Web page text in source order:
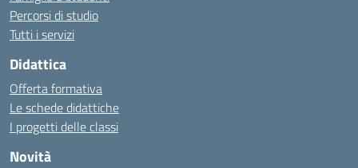
Percorsi di studio
Tutti i servizi
Didattica
Offerta formativa
Le schede didattiche
I progetti delle classi
Novità